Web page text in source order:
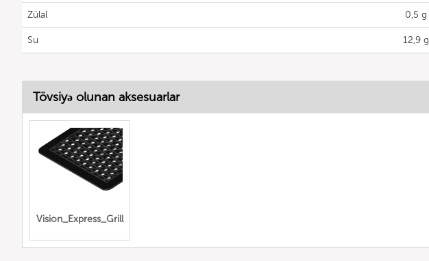
Zülal 0,5 g
Su 12,9 g
Tövsiyə olunan aksesuarlar
Vision_Express_Grill